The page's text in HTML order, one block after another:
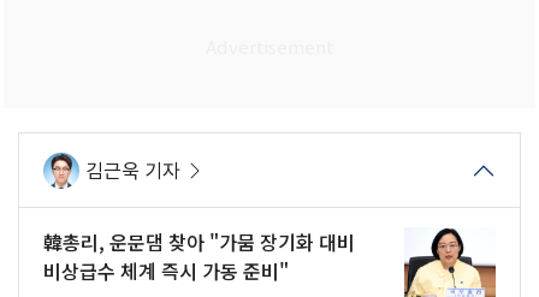
김근욱 기자
韓총리, 운문댐 찾아 "가뭄 장기화 대비
비상급수 체계 즉시 가동 준비"